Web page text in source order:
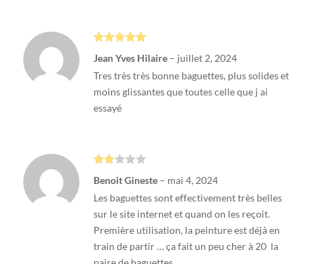
5
Jean Yves Hilaire – juillet 2, 2024
Tres très très bonne baguettes, plus solides et
moins glissantes que toutes celle que j ai
essayé
2
sur
5
Benoit Gineste – mai 4, 2024
Les baguettes sont effectivement très belles
sur le site internet et quand on les reçoit.
Première utilisation, la peinture est déjà en
train de partir … ça fait un peu cher à 20  la